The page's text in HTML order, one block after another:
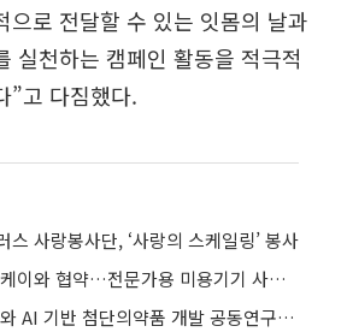
으로 전달할 수 있는 잇몸의 날과
실천하는 캠페인 활동을 적극적
”고 다짐했다.
스 사랑봉사단, ‘사랑의 스케일링’ 봉사
동국제약, 제이에스케이와 협약…전문가용 미용기기 사업영역 확장
동국제약, 아론티어와 AI 기반 첨단의약품 개발 공동연구 협약